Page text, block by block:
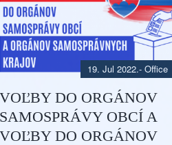
- Office
19. Jul 2022.
VOĽBY DO ORGÁNOV
SAMOSPRÁVY OBCÍ A
VOĽBY DO ORGÁNOV